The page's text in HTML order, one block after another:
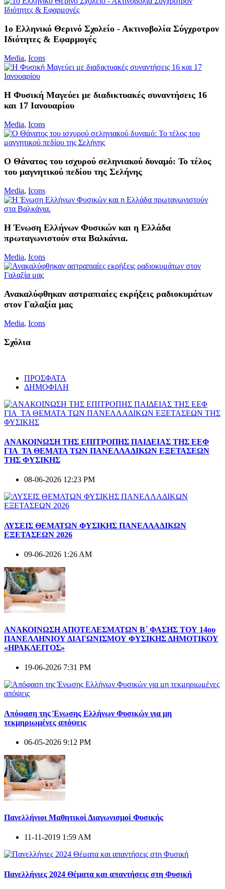
1ο Ελληνικό Θερινό Σχολείο - Ακτινοβολία Σύγχροτρον
Ιδιότητες & Eφαρμογές
Media, Icons
Η Φυσική Μαγεύει με διαδικτυακές συναντήσεις 16
και 17 Ιανουαρίου
Media, Icons
Ο Θάνατος του ισχυρού σεληνιακού δυναμό: Το τέλος
του μαγνητικού πεδίου της Σελήνης
Media, Icons
Η Ένωση Ελλήνων Φυσικών και η Ελλάδα
πρωταγωνιστούν στα Βαλκάνια.
Media, Icons
Ανακαλύφθηκαν αστραπιαίες εκρήξεις ραδιοκυμάτων
στον Γαλαξία μας
Media, Icons
Σχόλια
ΠΡΟΣΦΑΤΑ
ΔΗΜΟΦΙΛΗ
ΑΝΑΚΟΙΝΩΣΗ ΤΗΣ ΕΠΙΤΡΟΠΗΣ ΠΑΙΔΕΙΑΣ ΤΗΣ ΕΕΦ
ΓΙΑ ΤΑ ΘΕΜΑΤΑ ΤΩΝ ΠΑΝΕΛΛΑΔΙΚΩΝ ΕΞΕΤΑΣΕΩΝ
ΤΗΣ ΦΥΣΙΚΗΣ
08-06-2026 12:23 PM
ΛΥΣΕΙΣ ΘΕΜΑΤΩΝ ΦΥΣΙΚΗΣ ΠΑΝΕΛΛΑΔΙΚΩΝ
ΕΞΕΤΑΣΕΩΝ 2026
09-06-2026 1:26 AM
ΑΝΑΚΟΙΝΩΣΗ ΑΠΟΤΕΛΕΣΜΑΤΩΝ Β΄ ΦΑΣΗΣ ΤΟΥ 14ου
ΠΑΝΕΛΛΗΝΙΟΥ ΔΙΑΓΩΝΙΣΜΟΥ ΦΥΣΙΚΗΣ ΔΗΜΟΤΙΚΟΥ
«ΗΡΑΚΛΕΙΤΟΣ»
19-06-2026 7:31 PM
Απόφαση της Ένωσης Ελλήνων Φυσικών για μη
τεκμηριωμένες απόψεις
06-05-2026 9:12 PM
Πανελλήνιοι Μαθητικοί Διαγωνισμοί Φυσικής
11-11-2019 1:59 AM
Πανελλήνιες 2024 Θέματα και απαντήσεις στη Φυσική